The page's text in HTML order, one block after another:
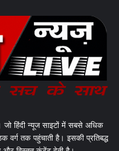
जो हिंदी न्यूज साइटों में सबसे अधिक
वर्ग तक पहुंचाती है। इसकी प्रतिबद्ध